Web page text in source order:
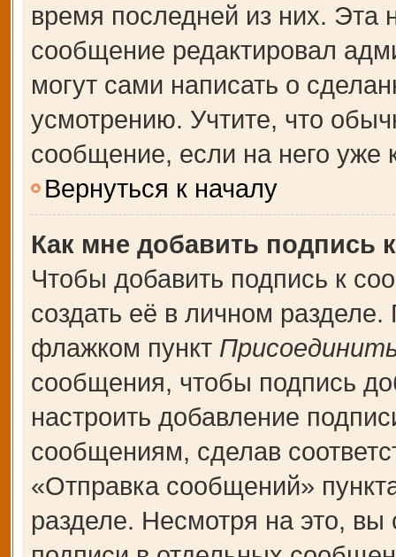
время последней из них. Эта
сообщение редактировал
могут сами написать о
усмотрению. Учтите, что
сообщение, если на него уже
Вернуться к началу
Как мне добавить подпись
Чтобы добавить подпись к
создать её в личном
флажком пункт
сообщения, чтобы подпись
настроить добавление
сообщениям, сделав
«Отправка сообщений»
разделе. Несмотря на это,